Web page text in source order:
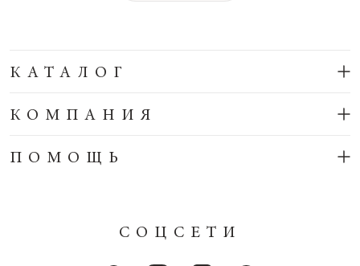
СОЦСЕТИ
КАТАЛОГ
КОМПАНИЯ
ПОМОЩЬ